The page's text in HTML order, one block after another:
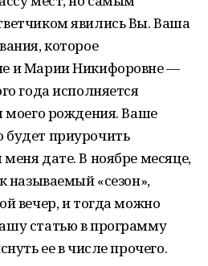
явились Вы. Ваша
которое
и Марии Никифоровне —
года исполняется
моего рождения. Ваше
приурочить
дате. В ноябре месяце,
называемый «сезон»,
вечер, и тогда можно
статью в программу
ее в числе прочего.